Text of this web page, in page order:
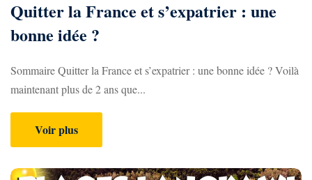
d
i
e
n
n
Quitter la France et s’expatrier : une
bonne idée ?
Sommaire Quitter la France et s’expatrier : une bonne idée ? Voilà
maintenant plus de 2 ans que...
Voir plus